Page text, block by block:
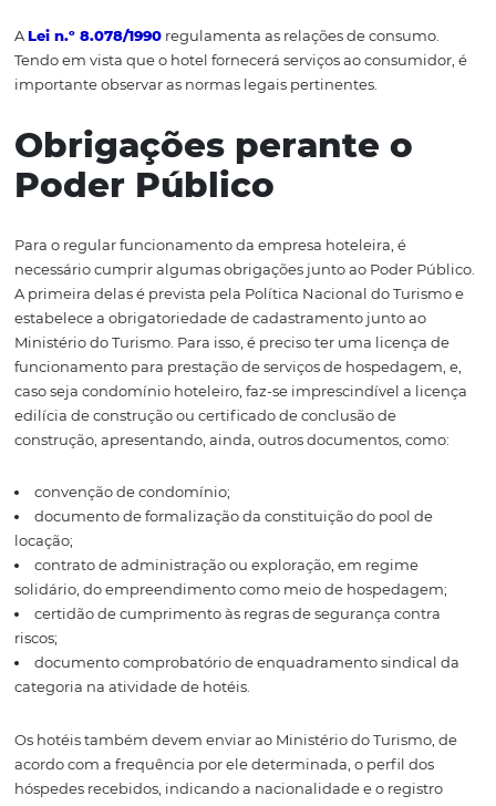
Também é interessante se familiarizar com oCadastur
permite a classificação do meio de hospedagem com
compreensão dos serviços que são oferecidos. Para ser
classificado na categoria pretendida, o meio de
será avaliado pelo Inmetro, que leva em consideração
local.
Código de Defesa do
Consumidor (CDC)
ALei n.º 8.078/1990regulamenta as relações de
Tendo em vista que o hotel fornecerá serviços ao
importante observar as normas legais pertinentes.
Obrigações perante o
Poder Público
Para o regular funcionamento da empresa hoteleira, é
necessário cumprir algumas obrigações junto ao Poder
estabelece a obrigatoriedade de cadastramento junto
Ministério do Turismo. Para isso, é preciso ter uma